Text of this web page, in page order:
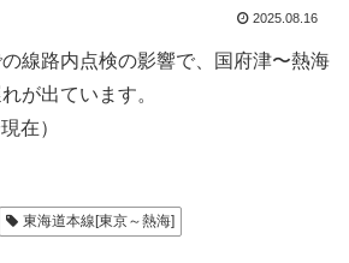
2025.08.16
線路内点検の影響で、国府津〜熱海
が出ています。
在）
東海道本線[東京～熱海]